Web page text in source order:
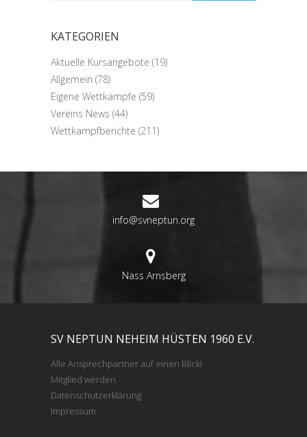
KATEGORIEN
Aktuelle Kursangebote (19)
Allgemein (78)
Eigene Wettkämpfe (59)
Vereins News (44)
Wettkampfberichte (211)
info@svneptun.org
Nass Arnsberg
SV NEPTUN NEHEIM HÜSTEN 1960 E.V.
Alle Ansprechpartner auf einen Blick!
Mitglied werden
Datenschutzerklärung
Impressum